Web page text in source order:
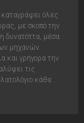
όλες
με σκοπό την
δυνατόττα, μέσα
μηχανών
και γρήγορα την
τις
κάθε